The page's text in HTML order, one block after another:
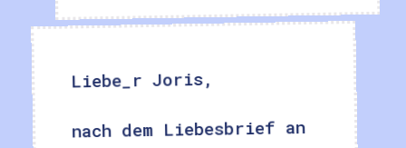
Liebe_r Joris,
nach dem Liebesbrief an